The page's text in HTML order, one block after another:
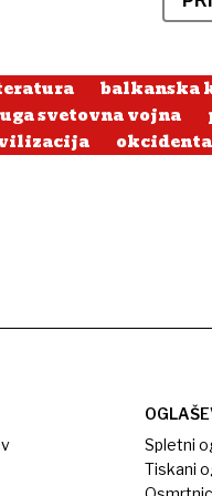
balkanska
svetovna vojna
Spletni
Tiskani